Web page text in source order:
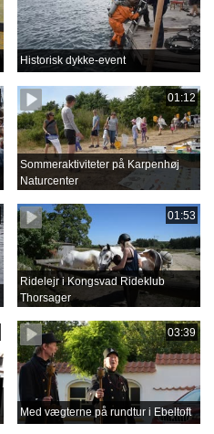
Historisk dykke-event
01:12
Sommeraktiviteter på Karpenhøj
Naturcenter
01:53
Ridelejr i Kongsvad Rideklub
Thorsager
03:39
Med vægterne på rundtur i Ebeltoft